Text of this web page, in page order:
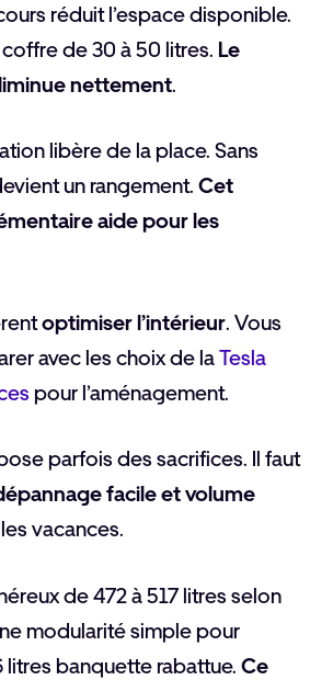
réduit l’espace disponible.
de 30 à 50 litres. Le
nettement.
libère de la place. Sans
un rangement. Cet
aide pour les
optimiser l’intérieur. Vous
avec les choix de laTesla
pour l’aménagement.
parfois des sacrifices. Il faut
facile et volume
vacances.
de 472 à 517 litres selon
modularité simple pour
banquette rabattue. Ce